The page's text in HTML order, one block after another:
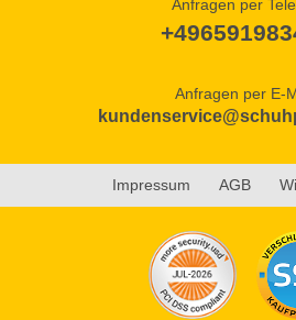
Anfragen per
Anfragen per E-
Impressum AGB